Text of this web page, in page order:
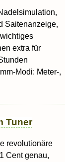
Saitenanzeige,
extra für
Modi: Meter-,
Tuner
revolutionäre
Cent genau,